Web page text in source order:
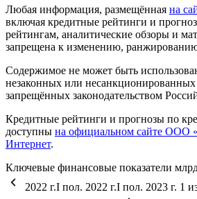
Любая информация, размещённая на
включая кредитные рейтинги и
рейтингам, аналитические обзоры и
запрещена к изменению,
Содержимое не может быть
незаконных или
запрещённых законодательством
Кредитные рейтинги и прогнозы по
доступны на официальном сайте ООО
Интернет.
Ключевые финансовые показатели
2022 г.I пол. 2022 г.I пол. 2023 г. 1